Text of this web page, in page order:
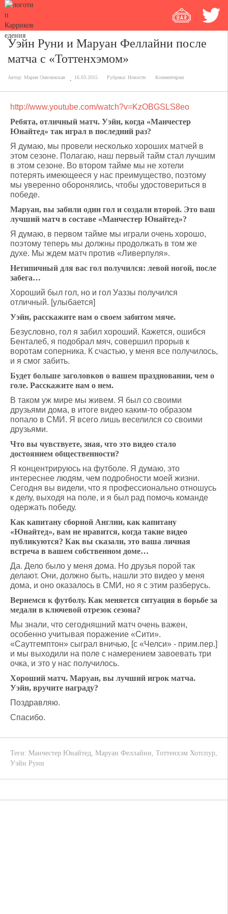
Уэйн Руни и Маруан Феллайни после
матча с «Тоттенхэмом»
Автор: Мария Омелянская 16.03.2015 Рубрика: Новости Комментарии
http://www.youtube.com/watch?v=KzOBGSLS8eo
Ребята, отличный матч. Уэйн, когда «Манчестер
Юнайтед» так играл в последний раз?
Я думаю, мы провели несколько хороших матчей в
этом сезоне. Полагаю, наш первый тайм стал лучшим
в этом сезоне. Во втором тайме мы не хотели
потерять имеющееся у нас преимущество, поэтому
мы уверенно оборонялись, чтобы удостовериться в
победе.
Маруан, вы забили один гол и создали второй. Это ваш
лучший матч в составе «Манчестер Юнайтед»?
Я думаю, в первом тайме мы играли очень хорошо,
поэтому теперь мы должны продолжать в том же
духе. Мы ждем матч против «Ливерпуля».
Нетипичный для вас гол получился: левой ногой, после
забега…
Хороший был гол, но и гол Уаззы получился
отличный. [улыбается]
Уэйн, расскажите нам о своем забитом мяче.
Безусловно, гол я забил хороший. Кажется, ошибся
Бенталеб, я подобрал мяч, совершил прорыв к
воротам соперника. К счастью, у меня все получилось,
и я смог забить.
Будет больше заголовков о вашем праздновании, чем о
голе. Расскажите нам о нем.
В таком уж мире мы живем. Я был со своими
друзьями дома, в итоге видео каким-то образом
попало в СМИ. Я всего лишь веселился со своими
друзьями.
Что вы чувствуете, зная, что это видео стало
достоянием общественности?
Я концентрируюсь на футболе. Я думаю, это
интереснее людям, чем подробности моей жизни.
Сегодня вы видели, что я профессионально отношусь
к делу, выходя на поле, и я был рад помочь команде
одержать победу.
Как капитану сборной Англии, как капитану
«Юнайтед», вам не нравится, когда такие видео
публикуются? Как вы сказали, это ваша личная
встреча в вашем собственном доме…
Да. Дело было у меня дома. Но друзья порой так
делают. Они, должно быть, нашли это видео у меня
дома, и оно оказалось в СМИ, но я с этим разберусь.
Вернемся к футболу. Как меняется ситуация в борьбе за
медали в ключевой отрезок сезона?
Мы знали, что сегодняшний матч очень важен,
особенно учитывая поражение «Сити».
«Саутгемптон» сыграл вничью, [с «Челси» - прим.пер.]
и мы выходили на поле с намерением завоевать три
очка, и это у нас получилось.
Хороший матч. Маруан, вы лучший игрок матча.
Уэйн, вручите награду?
Поздравляю.
Спасибо.
Теги: Манчестер Юнайтед, Маруан Феллайни, Тоттенхэм Хотспур,
Уэйн Руни